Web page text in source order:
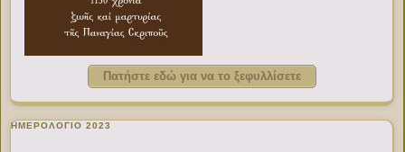
Πατήστε εδώ για να το ξεφυλλίσετε
ΗΜΕΡΟΛΟΓΙΟ 2023